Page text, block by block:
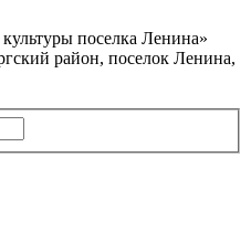
поселка Ленина»
район, поселок Ленина,